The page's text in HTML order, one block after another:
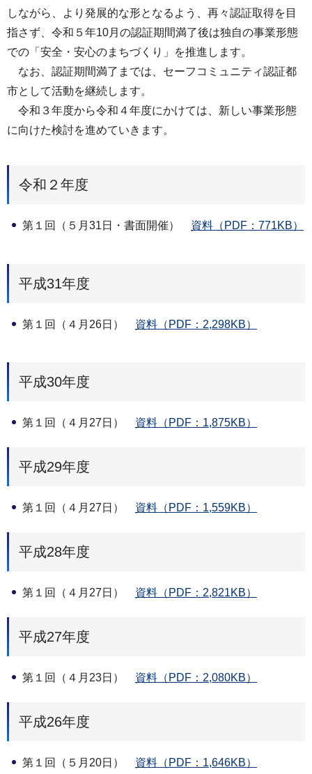
しながら、より発展的な形となるよう、再々認証取得を目
指さず、令和５年10月の認証期間満了後は独自の事業形態
での「安全・安心のまちづくり」を推進します。
なお、認証期間満了までは、セーフコミュニティ認証都
市として活動を継続します。
令和３年度から令和４年度にかけては、新しい事業形態
に向けた検討を進めていきます。
令和２年度
第１回（５月31日・書面開催） 資料（PDF：771KB）
平成31年度
第１回（４月26日） 資料（PDF：2,298KB）
平成30年度
第１回（４月27日） 資料（PDF：1,875KB）
平成29年度
第１回（４月27日） 資料（PDF：1,559KB）
平成28年度
第１回（４月27日） 資料（PDF：2,821KB）
平成27年度
第１回（４月23日） 資料（PDF：2,080KB）
平成26年度
第１回（５月20日） 資料（PDF：1,646KB）